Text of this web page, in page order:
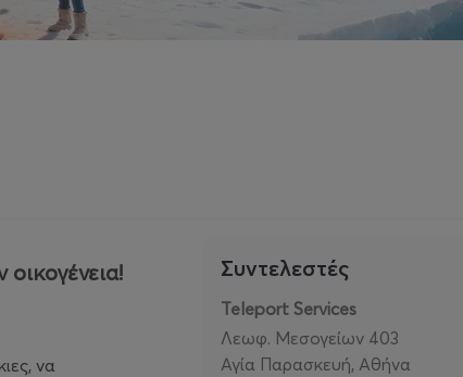
να
Συντελεστές
Teleport Services
Λεωφ. Μεσογείων 403
Αγία Παρασκευή, Αθήνα